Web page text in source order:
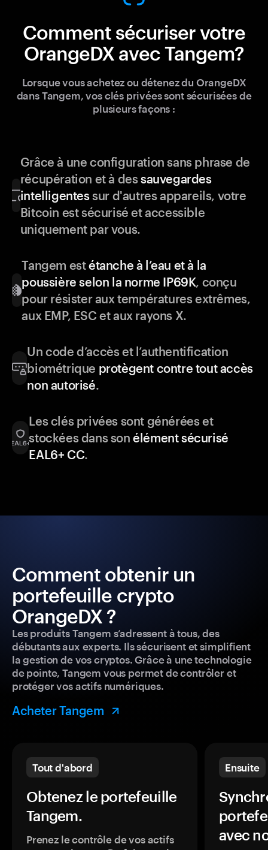
Comment sécuriser votre
OrangeDX avec Tangem?
Lorsque vous achetez ou détenez du OrangeDX
dans Tangem, vos clés privées sont sécurisées de
plusieurs façons :
Grâce à une configuration sans phrase de
récupération et à dessauvegardes
intelligentessur d'autres appareils, votre
Bitcoin est sécurisé et accessible
uniquement par vous.
Tangem estétanche à l’eau et à la
poussière selon la norme IP69K, conçu
pour résister aux températures extrêmes,
aux EMP, ESC et aux rayons X.
Un code d’accès et l’authentification
biométrique protègent contre tout accès
non autorisé.
Les clés privées sont générées et
stockées dans sonélément sécurisé
EAL6+ CC.
Comment obtenir un
portefeuille crypto
OrangeDX ?
Les produits Tangem s’adressent à tous, des
débutants aux experts. Ils sécurisent et simplifient
la gestion de vos cryptos. Grâce à une technologie
de pointe, Tangem vous permet de contrôler et
protéger vos actifs numériques.
Acheter Tangem
Tout d'abord
Obtenez le portefeuille
Tangem.
Prenez le contrôle de vos actifs
Ensuite
avec